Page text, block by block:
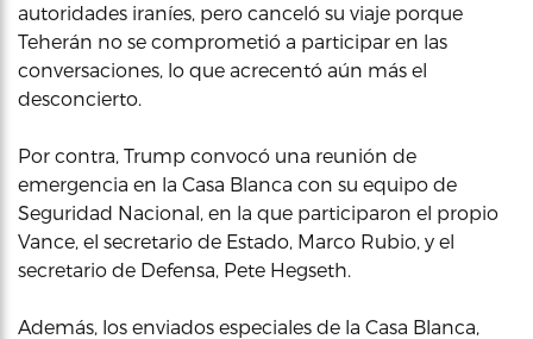
autoridades iraníes, pero canceló su viaje porque
Teherán no se comprometió a participar en las
conversaciones, lo que acrecentó aún más el
desconcierto.
Por contra, Trump convocó una reunión de
emergencia en la Casa Blanca con su equipo de
Seguridad Nacional, en la que participaron el propio
Vance, el secretario de Estado, Marco Rubio, y el
secretario de Defensa, Pete Hegseth.
Además, los enviados especiales de la Casa Blanca,